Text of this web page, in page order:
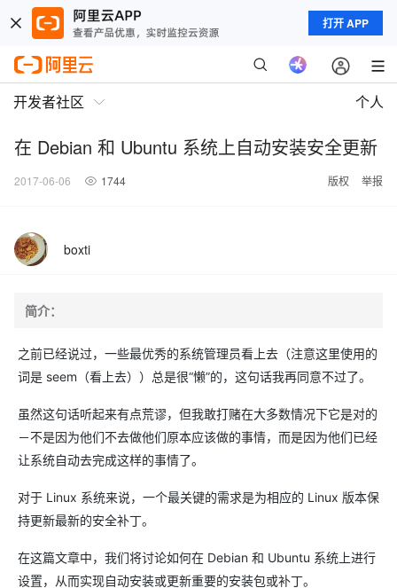
打开 APP
开发者社区 个人
在 Debian 和 Ubuntu 系统上自动安装安全更新
2017-06-06 1744 版权 举报
boxti
简介：
之前已经说过，一些最优秀的系统管理员看上去（注意这里使用的
词是 seem（看上去））总是很“懒”的，这句话我再同意不过了。
虽然这句话听起来有点荒谬，但我敢打赌在大多数情况下它是对的
－不是因为他们不去做他们原本应该做的事情，而是因为他们已经
让系统自动去完成这样的事情了。
对于 Linux 系统来说，一个最关键的需求是为相应的 Linux 版本保
持更新最新的安全补丁。
在这篇文章中，我们将讨论如何在 Debian 和 Ubuntu 系统上进行
设置，从而实现自动安装或更新重要的安装包或补丁。